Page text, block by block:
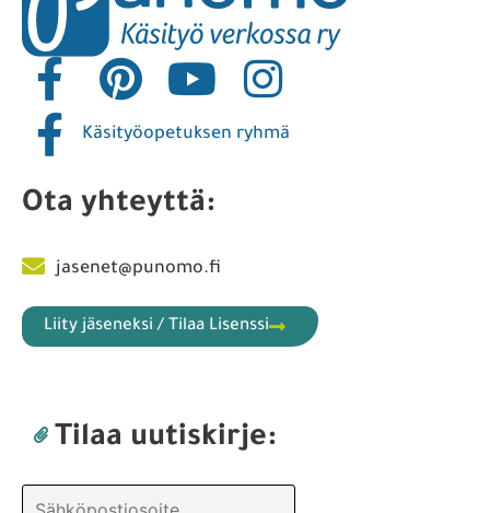
Käsityöopetuksen ryhmä
Ota yhteyttä:
jasenet@punomo.fi
Liity jäseneksi / Tilaa Lisenssi
Tilaa uutiskirje: